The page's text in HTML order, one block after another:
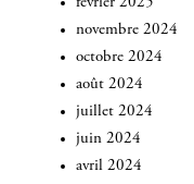
novembre 2024
octobre 2024
août 2024
juillet 2024
juin 2024
avril 2024